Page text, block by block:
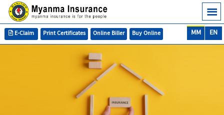
EN
MM
Buy Online
Online Biller
Print Certificates
E-Claim